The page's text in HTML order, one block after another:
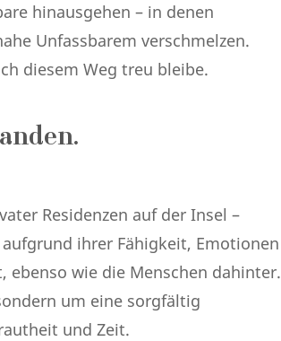
hinausgehen – in denen
Unfassbarem verschmelzen.
diesem Weg treu bleibe.
Residenzen auf der Insel –
ihrer Fähigkeit, Emotionen
ebenso wie die Menschen dahinter.
um eine sorgfältig
und Zeit.